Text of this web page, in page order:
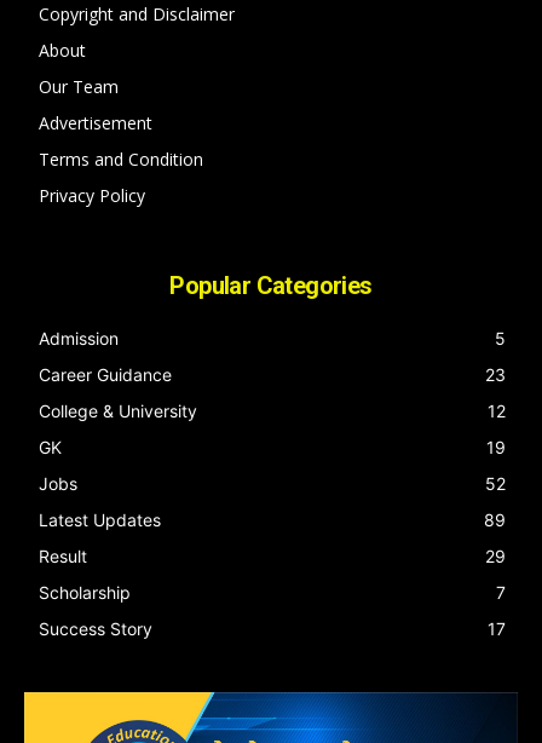
Copyright and Disclaimer
About
Our Team
Advertisement
Terms and Condition
Privacy Policy
Popular Categories
Admission
5
Career Guidance
23
College & University
12
GK
19
Jobs
52
Latest Updates
89
Result
29
Scholarship
7
Success Story
17